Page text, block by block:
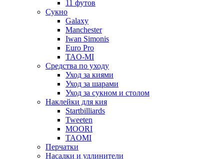
11 футов
Сукно
Galaxy
Manchester
Iwan Simonis
Euro Pro
TAO-MI
Средства по уходу
Уход за киями
Уход за шарами
Уход за сукном и столом
Наклейки для кия
Startbilliards
Tweeten
MOORI
TAOMI
Перчатки
Насадки и удлинители